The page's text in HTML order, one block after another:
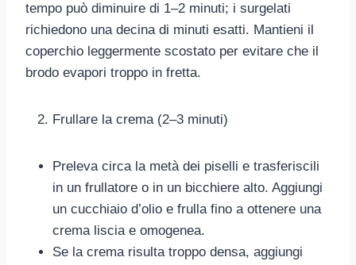
tempo può diminuire di 1–2 minuti; i surgelati
richiedono una decina di minuti esatti. Mantieni il
coperchio leggermente scostato per evitare che il
brodo evapori troppo in fretta.
Frullare la crema (2–3 minuti)
Preleva circa la metà dei piselli e trasferiscili
in un frullatore o in un bicchiere alto. Aggiungi
un cucchiaio d’olio e frulla fino a ottenere una
crema liscia e omogenea.
Se la crema risulta troppo densa, aggiungi